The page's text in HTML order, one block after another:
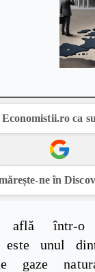
ca
ne în
află într-o
este unul
gaze